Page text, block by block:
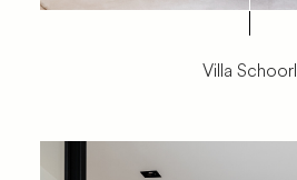
Villa Schoorl